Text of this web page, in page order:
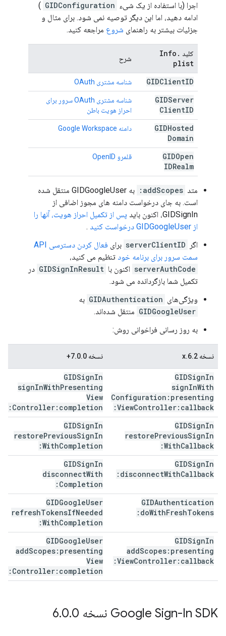
اجرا (با استفاده از یک شیء GIDConfiguration
)
ادامه دهید، اما این دیگر توصیه نمی شود. برای مثال و
جزئیات بیشتر به راهنمای شروع مراجعه کنید.
کلید Info .
plist
شرح
GIDClientID شناسه مشتری OAuth
GIDServer
ClientID
شناسه مشتری OAuth سرور برای
احراز هویت باطن
GIDHosted
Domain
دامنه Google Workspace
GIDOpen
IDRealm
قلمرو OpenID
متد addScopes:
به GIDGoogleUser منتقل شده
است. به جای درخواست دامنه های مجوز اضافی از
GIDSignIn، اکنون باید
پس از تکمیل احراز هویت، آنها را
از GIDGoogleUser درخواست کنید
.
اگر
serverClientID برای
فعال کردن دسترسی API
سمت سرور برای برنامه خود تنظیم می کنید،
serverAuthCode اکنون با GIDSignInResult در
تکمیل شما بازگردانده می شود.
ویژگی‌های GIDAuthentication به
GIDGoogleUser منتقل شده‌اند.
به روز رسانی فراخوانی روش:
نسخه 6.2.x نسخه 7.0.0+
GIDSignIn
signInWith
Configuration:presenting
ViewController:callback:
GIDSignIn
signInWithPresenting
View
Controller:completion:
GIDSignIn
restorePreviousSignIn
WithCallback:
GIDSignIn
restorePreviousSignIn
WithCompletion:
GIDSignIn
disconnectWithCallback:
GIDSignIn
disconnectWith
Completion:
GIDAuthentication
doWithFreshTokens:
GIDGoogleUser
refreshTokensIfNeeded
WithCompletion:
GIDSignIn
addScopes:presenting
ViewController:callback:
GIDGoogleUser
addScopes:presenting
View
Controller:completion:
Google Sign-In SDK نسخه 6 .0.0